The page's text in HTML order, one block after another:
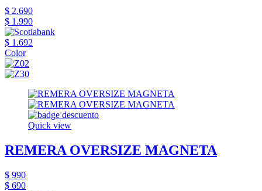
$ 2.690
$ 1.990
$ 1.692
Color
Quick view
REMERA OVERSIZE MAGNETA
$ 990
$ 690